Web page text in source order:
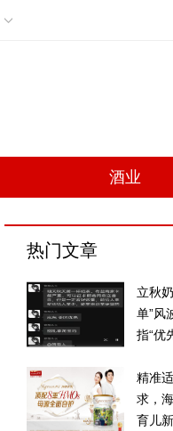
酒业
热门文章
立秋
单”风
指“优
精准
求，
育儿